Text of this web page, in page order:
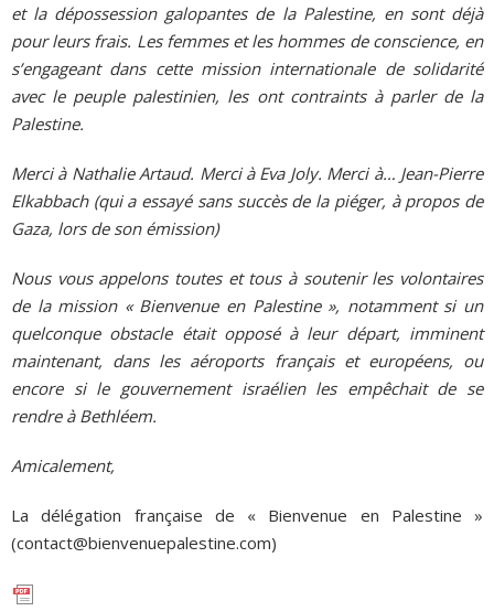
et la dépossession galopantes de la Palestine, en sont déjà
pour leurs frais. Les femmes et les hommes de conscience, en
s’engageant dans cette mission internationale de solidarité
avec le peuple palestinien, les ont contraints à parler de la
Palestine.
Merci à Nathalie Artaud. Merci à Eva Joly. Merci à… Jean-Pierre
Elkabbach (qui a essayé sans succès de la piéger, à propos de
Gaza, lors de son émission)
Nous vous appelons toutes et tous à soutenir les volontaires
de la mission « Bienvenue en Palestine », notamment si un
quelconque obstacle était opposé à leur départ, imminent
maintenant, dans les aéroports français et européens, ou
encore si le gouvernement israélien les empêchait de se
rendre à Bethléem.
Amicalement,
La délégation française de « Bienvenue en Palestine »
(contact@bienvenuepalestine.com)